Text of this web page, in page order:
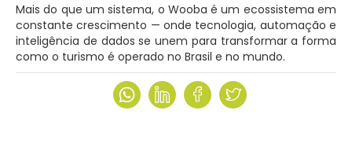
Mais do que um sistema, o Wooba é um ecossistema em
constante crescimento — onde tecnologia, automação e
inteligência de dados se unem para transformar a forma
como o turismo é operado no Brasil e no mundo.